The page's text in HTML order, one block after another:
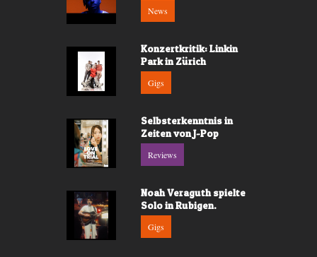
News
Konzertkritik: Linkin
Park in Zürich
Gigs
Selbsterkenntnis in
Zeiten von J-Pop
Reviews
Noah Veraguth spielte
Solo in Rubigen.
Gigs